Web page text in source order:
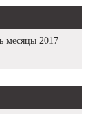
месяцы 2017